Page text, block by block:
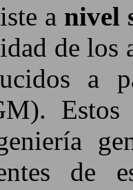
a nivel
de los
a
de